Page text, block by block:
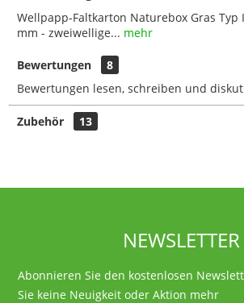
Wellpapp-Faltkarton Naturebox Gras Typ
mm - zweiwellige... mehr
Bewertungen
8
Bewertungen lesen, schreiben und
Zubehör 13
NEWSLETTER
Abonnieren Sie den kostenlosen
Sie keine Neuigkeit oder Aktion mehr